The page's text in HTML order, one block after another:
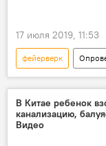
17 июля 2019, 11:53
фейерверк
Новости
соцсети
видео
В Китае ребенок
канализацию,
Видео